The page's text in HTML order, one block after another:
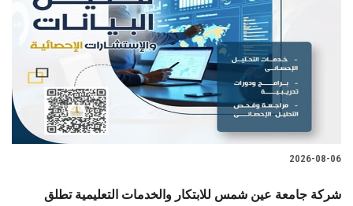
2026-08-06
شركة جامعة عين شمس للابتكار والخدمات التعليمية تطلق